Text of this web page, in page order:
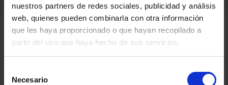
nuestros partners de redes sociales, publicidad y análisis
web, quienes pueden combinarla con otra información
que les haya proporcionado o que hayan recopilado a
partir del uso que haya hecho de sus servicios.
Necesario
Productos Relacionados